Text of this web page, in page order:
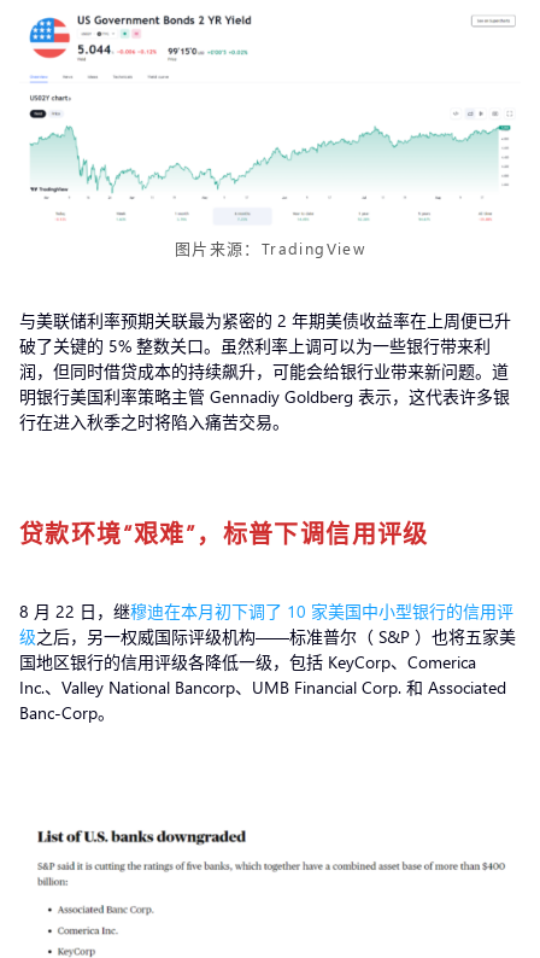
图片来源：TradingView
与美联储利率预期关联最为紧密的 2 年期美债收益率在上周便已升
破了关键的 5% 整数关口。虽然利率上调可以为一些银行带来利
润，但同时借贷成本的持续飙升，可能会给银行业带来新问题。道
明银行美国利率策略主管 Gennadiy Goldberg 表示，这代表许多银
行在进入秋季之时将陷入痛苦交易。
贷款环境“艰难”，标普下调信用评级
8 月 22 日，继穆迪在本月初下调了 10 家美国中小型银行的信用评
级之后，另一权威国际评级机构——标准普尔（ S&P ）也将五家美
国地区银行的信用评级各降低一级，包括 KeyCorp、Comerica
Inc.、Valley National Bancorp、UMB Financial Corp. 和 Associated
Banc-Corp。